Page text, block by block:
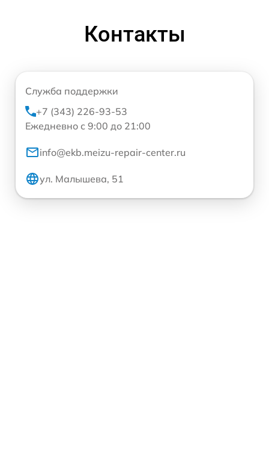
Контакты
Служба поддержки
+7 (343) 226-93-53
Ежедневно с 9:00 до 21:00
info@ekb.meizu-repair-center.ru
ул. Малышева, 51